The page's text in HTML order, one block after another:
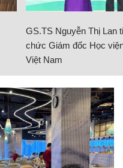
GS.TS Nguyễn Thị Lan
chức Giám đốc Học
Việt Nam